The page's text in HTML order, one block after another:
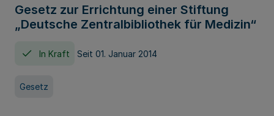
Gesetz zur Errichtung einer Stiftung
„Deutsche Zentralbibliothek für Medizin“
In Kraft Seit 01. Januar 2014
Gesetz